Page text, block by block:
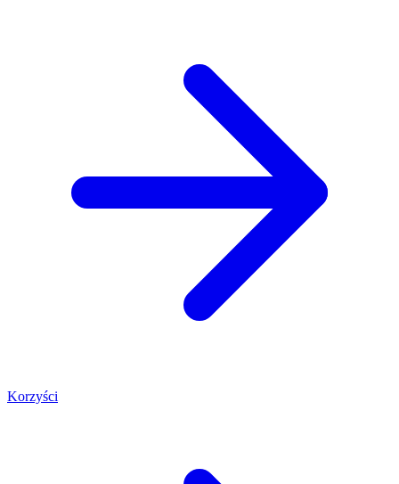
Korzyści